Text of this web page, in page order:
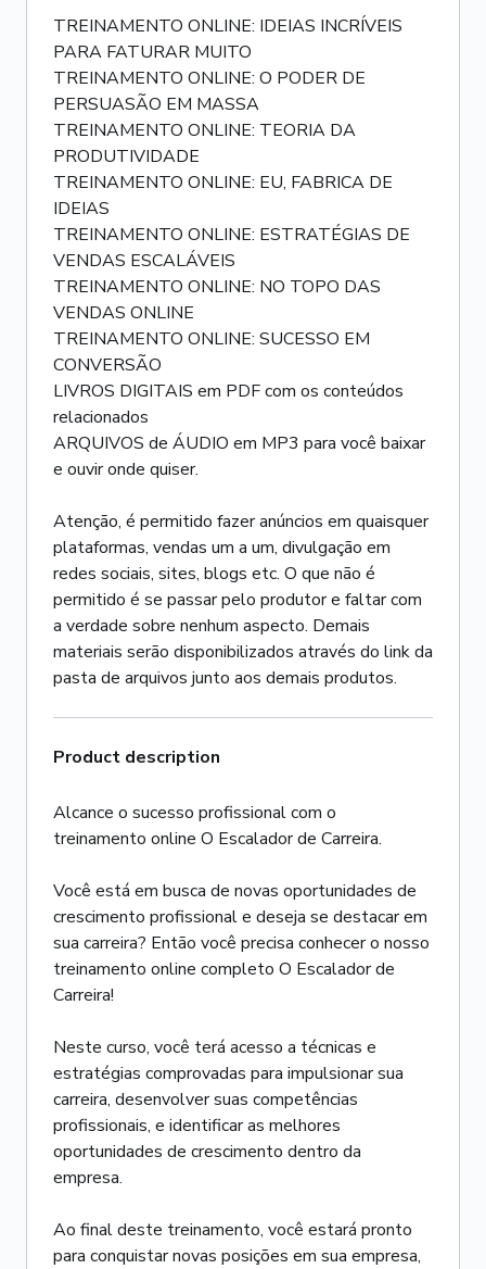
TREINAMENTO ONLINE: IDEIAS INCRÍVEIS
PARA FATURAR MUITO
TREINAMENTO ONLINE: O PODER DE
PERSUASÃO EM MASSA
TREINAMENTO ONLINE: TEORIA DA
PRODUTIVIDADE
TREINAMENTO ONLINE: EU, FABRICA DE
IDEIAS
TREINAMENTO ONLINE: ESTRATÉGIAS DE
VENDAS ESCALÁVEIS
TREINAMENTO ONLINE: NO TOPO DAS
VENDAS ONLINE
TREINAMENTO ONLINE: SUCESSO EM
CONVERSÃO
LIVROS DIGITAIS em PDF com os conteúdos
relacionados
ARQUIVOS de ÁUDIO em MP3 para você baixar
e ouvir onde quiser.
Atenção, é permitido fazer anúncios em quaisquer
plataformas, vendas um a um, divulgação em
redes sociais, sites, blogs etc. O que não é
permitido é se passar pelo produtor e faltar com
a verdade sobre nenhum aspecto. Demais
materiais serão disponibilizados através do link da
pasta de arquivos junto aos demais produtos.
Product description
Alcance o sucesso profissional com o
treinamento online O Escalador de Carreira.
Você está em busca de novas oportunidades de
crescimento profissional e deseja se destacar em
sua carreira? Então você precisa conhecer o nosso
treinamento online completo O Escalador de
Carreira!
Neste curso, você terá acesso a técnicas e
estratégias comprovadas para impulsionar sua
carreira, desenvolver suas competências
profissionais, e identificar as melhores
oportunidades de crescimento dentro da
empresa.
Ao final deste treinamento, você estará pronto
para conquistar novas posições em sua empresa,